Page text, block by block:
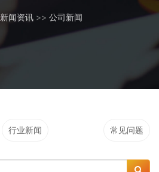
新闻资讯 >> 公司新闻
行业新闻 常见问题